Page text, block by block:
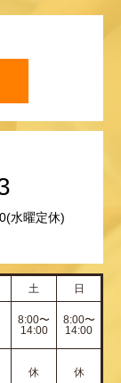
水曜定休)
土 日
8:00〜
14:00
8:00〜
14:00
休 休